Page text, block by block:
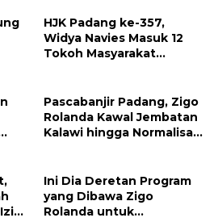
HJK Padang ke-357,
Widya Navies Masuk 12
Tokoh Masyarakat
Pascabanjir Padang, Zigo
Rolanda Kawal Jembatan
Kalawi hingga Normalisasi
Ini Dia Deretan Program
yang Dibawa Zigo
Rolanda untuk